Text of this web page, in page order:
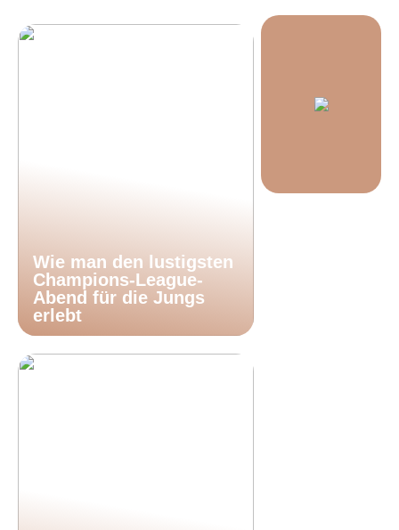
Wie man den lustigsten
Champions-League-
Abend für die Jungs
erlebt